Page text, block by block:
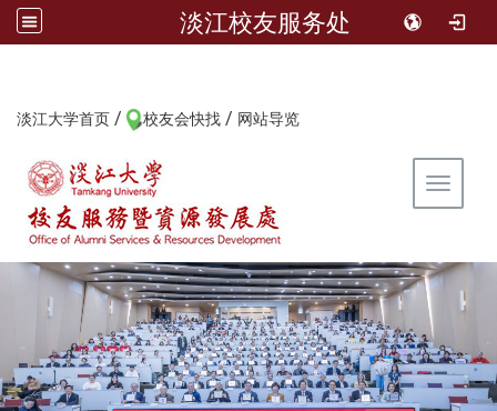
淡江校友服务处
淡江大学首页 / 校友会快找 / 网站导览
Toggle